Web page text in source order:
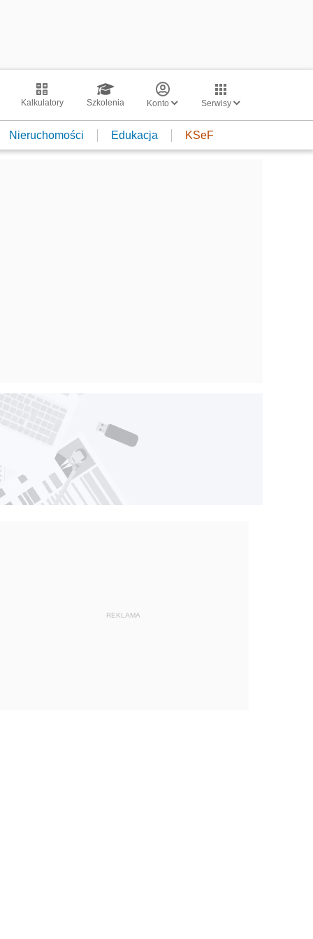
Kalkulatory Szkolenia Konto Serwisy
Nieruchomości Edukacja KSeF
REKLAMA